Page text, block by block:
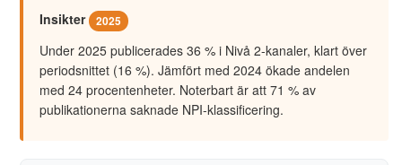
55
Journal of Graphic Novels and Comics
56
Journal of Safety Research
58
London Review of Education
59
NORA: Nordic Journal of Feminist and Gender Research
Universitetsläraren
Insikter 2025
Under 2025 publicerades 36 % i Nivå 2-kanaler, klart över
periodsnittet (16 %). Jämfört med 2024 ökade andelen
med 24 procentenheter. Noterbart är att 71 % av
publikationerna saknade NPI-klassificering.